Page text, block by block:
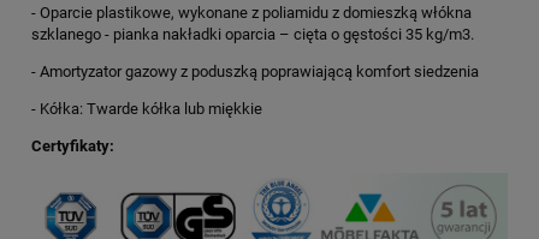
- Oparcie plastikowe, wykonane z poliamidu z domieszką włókna
szklanego - pianka nakładki oparcia – cięta o gęstości 35 kg/m3.
- Amortyzator gazowy z poduszką poprawiającą komfort siedzenia
- Kółka: Twarde kółka lub miękkie
Certyfikaty: